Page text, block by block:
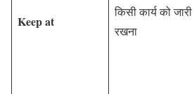
Keep at
किसी कार्य को जारी
रखना